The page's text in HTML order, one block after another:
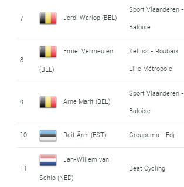
7 Jordi Warlop (BEL)
Sport Vlaanderen -
Baloise
8
Emiel Vermeulen
(BEL)
Xelliss - Roubaix
Lille Métropole
9 Arne Marit (BEL)
Sport Vlaanderen -
Baloise
10 Rait Ärm (EST) Groupama - Fdj
11
Jan-Willem van
Schip (NED)
Beat Cycling